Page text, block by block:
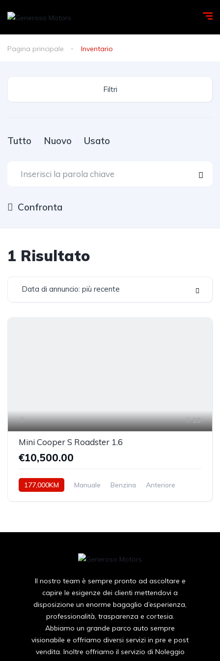
Pagina principale Inventario
Filtri
Tutto Nuovo Usato
Confronta
1 Risultato
Data di annuncio: più recente
19
Mini Cooper S Roadster 1.6
€10,500.00
177,000KM Manuale Benzina Anteriore
Il nostro team è sempre pronto ad ascoltare e
capire le esigenze dei clienti mettendovi a
disposizione un enorme bagaglio d’esperienza,
professionalità, trasparenza e cortesia.
Abbiamo un grande parco auto sempre
visionabile e offriamo diversi servizi in pre e post
vendita. Inoltre offriamo il servizio di Noleggio